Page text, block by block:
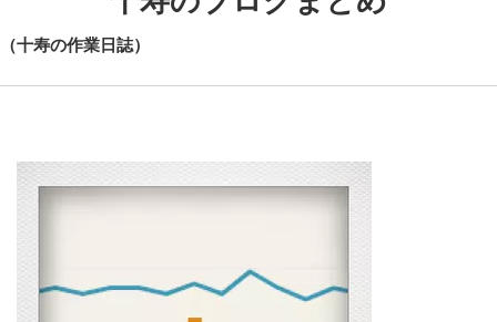
（十寿の作業日誌）